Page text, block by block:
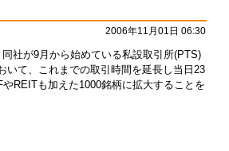
2006年11月01日 06:30
同社が9月から始めている私設取引所(PTS)
いて、これまでの取引時間を延長し当日23
REITも加えた1000銘柄に拡大することを